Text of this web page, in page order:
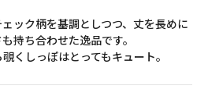
ック柄を基調としつつ、丈を長めに
持ち合わせた逸品です。
くしっぽはとってもキュート。